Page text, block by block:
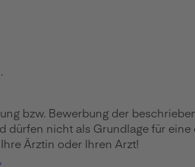
bzw. Bewerbung der
nicht als Grundlage für
Ärztin oder Ihren Arzt!